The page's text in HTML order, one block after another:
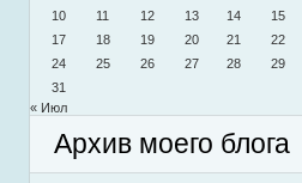
10
11 12 13 14 15
17
18 19 20 21 22
24
25 26 27 28 29
31
« Июл
Архив моего блога